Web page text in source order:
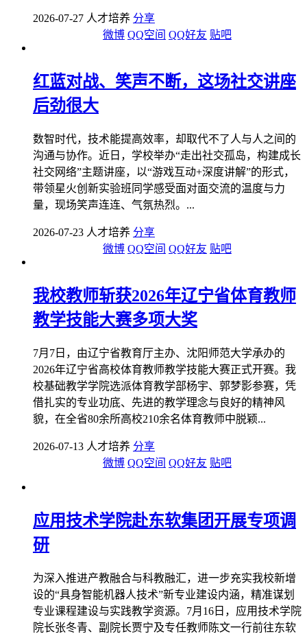
2026-07-27 人才培养 分享
微博 QQ空间 QQ好友 贴吧
红蓝对战、笑声不断，这场社交讲座
后劲很大
数智时代，技术能提高效率，却取代不了人与人之间的
沟通与协作。近日，学校举办“走出社交孤岛，构建成长
社交网络”主题讲座，以“游戏互动+深度讲解”的形式，
带领星火创新实验班同学感受面对面交流的温度与力
量，现场笑声连连、气氛热烈。...
2026-07-23 人才培养 分享
微博 QQ空间 QQ好友 贴吧
我校教师斩获2026年辽宁省体育教师
教学技能大赛多项大奖
7月7日，由辽宁省教育厅主办、沈阳师范大学承办的
2026年辽宁省高校体育教师教学技能大赛正式开赛。我
校基础教学学院选派体育教学部杨宇、郭梦影参赛，凭
借扎实的专业功底、先进的教学理念与良好的精神风
貌，在全省80余所高校210余名体育教师中脱颖...
2026-07-13 人才培养 分享
微博 QQ空间 QQ好友 贴吧
应用技术学院赴东软集团开展专项调
研
为深入推进产教融合与科教融汇，进一步充实我校新增
设的“具身智能机器人技术”新专业建设内涵，精准谋划
专业课程建设与实践教学资源。7月16日，应用技术学院
院长张冬青、副院长贾宁及专任教师陈文一行前往东软